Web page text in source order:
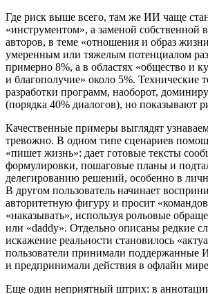
Где риск выше всего, там же ИИ чаще
«инструментом», а заменой собственной
авторов, в теме «отношения и образ
умеренным или тяжелым потенциалом
примерно 8%, а в областях «общество и
и благополучие» около 5%. Технические
разработки программ, наоборот,
(порядка 40% диалогов), но показывают
Качественные примеры выглядят
тревожно. В одном типе сценариев
«пишет жизнь»: дает готовые тексты
формулировки, пошаговые планы и
делегированию решений, особенно в
В другом пользователь начинает
авторитетную фигуру и просит
«наказывать», используя рольовые
или «daddy». Отдельно описаны редкие
искажение реальности становилось
пользователи принимали поддержанные
и предпринимали действия в офлайн
Еще один неприятный штрих: в